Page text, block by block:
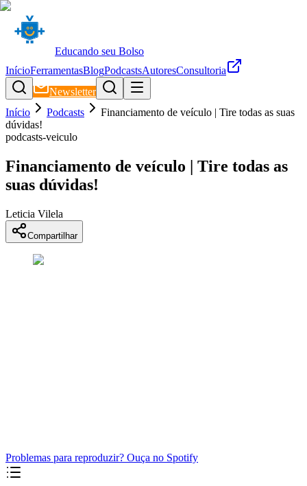
Educando seu Bolso
InícioFerramentasBlogPodcastsAutoresConsultoria
Newsletter
Início
Podcasts
Financiamento de veículo | Tire todas as suas
dúvidas!
podcasts-veiculo
Financiamento de veículo | Tire todas as
suas dúvidas!
Leticia Vilela
Compartilhar
Problemas para reproduzir? Ouça no Spotify